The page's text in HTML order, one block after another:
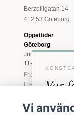
Berzeliigatan 14
412 53 Göteborg
Öppettider
Göteborg
Juli: Tis 11-18 ·
11-16
Fr.o.m. augusti: Tis-
Fre 11-18 · Lör 11-
Marstrand
Var
Vi